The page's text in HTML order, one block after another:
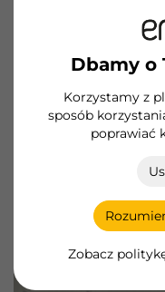
Dbamy o
Korzystamy z
sposób
poprawiać
Zobacz
KUCHNIA